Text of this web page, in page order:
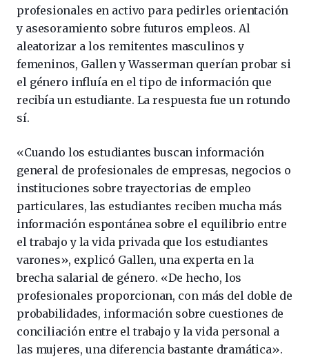
profesionales en activo para pedirles orientación
y asesoramiento sobre futuros empleos. Al
aleatorizar a los remitentes masculinos y
femeninos, Gallen y Wasserman querían probar si
el género influía en el tipo de información que
recibía un estudiante. La respuesta fue un rotundo
sí.
«Cuando los estudiantes buscan información
general de profesionales de empresas, negocios o
instituciones sobre trayectorias de empleo
particulares, las estudiantes reciben mucha más
información espontánea sobre el equilibrio entre
el trabajo y la vida privada que los estudiantes
varones», explicó Gallen, una experta en la
brecha salarial de género. «De hecho, los
profesionales proporcionan, con más del doble de
probabilidades, información sobre cuestiones de
conciliación entre el trabajo y la vida personal a
las mujeres, una diferencia bastante dramática».